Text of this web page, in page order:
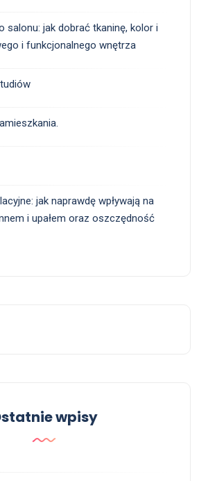
salonu: jak dobrać tkaninę, kolor i
i funkcjonalnego wnętrza
jak naprawdę wpływają na
i upałem oraz oszczędność
wpisy